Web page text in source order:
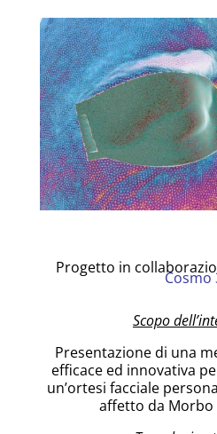
Progetto in
Cosmo
Scopo
Presentazione di una
efficace ed innovativa
un’ortesi facciale
affetto da Morbo